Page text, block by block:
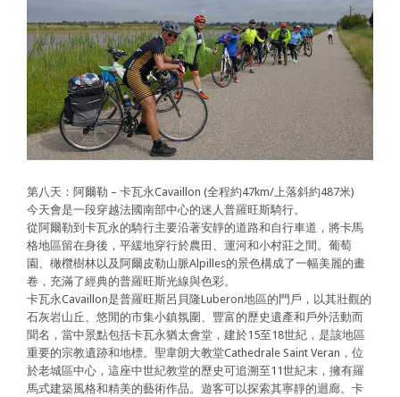
第八天：阿爾勒 – 卡瓦永Cavaillon (全程約47km/上落斜約487米)
今天會是一段穿越法國南部中心的迷人普羅旺斯騎行。
從阿爾勒到卡瓦永的騎行主要沿著安靜的道路和自行車道，將卡馬
格地區留在身後，平緩地穿行於農田、運河和小村莊之間。葡萄
園、橄欖樹林以及阿爾皮勒山脈Alpilles的景色構成了一幅美麗的畫
卷，充滿了經典的普羅旺斯光線與色彩。
卡瓦永Cavaillon是普羅旺斯呂貝隆Luberon地區的門戶，以其壯觀的
石灰岩山丘、悠閒的市集小鎮氛圍、豐富的歷史遺產和戶外活動而
聞名，當中景點包括卡瓦永猶太會堂，建於15至18世紀，是該地區
重要的宗教遺跡和地標。聖韋朗大教堂Cathedrale Saint Veran，位
於老城區中心，這座中世紀教堂的歷史可追溯至11世紀末，擁有羅
馬式建築風格和精美的藝術作品。遊客可以探索其寧靜的迴廊。卡